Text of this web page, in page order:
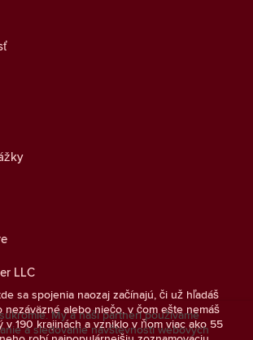
LLC
sa spojenia naozaj začínajú, či už hľadáš
nezáväzné alebo niečo, v čom ešte nemáš
v 190 krajinách a vzniklo v ňom viac ako 55
My a naši partneri používame
a sledovanie návštevnosti webových